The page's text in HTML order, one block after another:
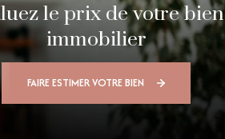
le prix de votre bien
immobilier
FAIRE ESTIMER VOTRE BIEN